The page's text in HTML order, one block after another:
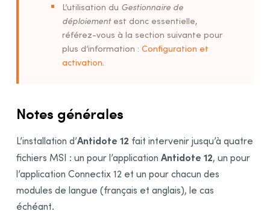
jour
Exemple de script pour la désinstallation de
l’Assistant de téléchargement
Remote Desktop Services (Terminal Services)
Désinstallation d’une édition précédente
Intégration dans les logiciels
Mise à jour
L’utilisation du Gestionnaire de
déploiementest donc essentielle,
référez-vous à la section suivante pour
plus d’information : Configuration et
activation.
Notes générales
L’installation d’Antidote 12 fait intervenir jusqu’à quatre
fichiers MSI : un pour l’application Antidote 12, un pour
l’application Connectix 12 et un pour chacun des
modules de langue (français et anglais), le cas
échéant.